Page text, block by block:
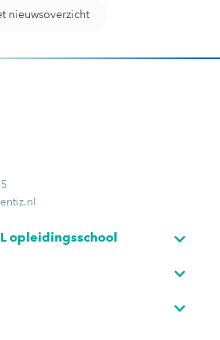
nieuwsoverzicht
opleidingsschool